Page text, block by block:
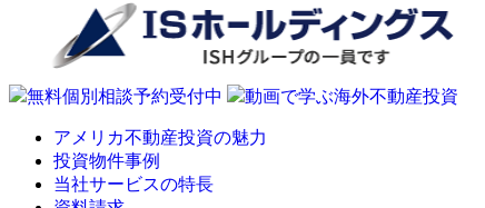
無料個別相談予約受付中 動画で学ぶ海外不動産投資
アメリカ不動産投資の魅力
投資物件事例
当社サービスの特長